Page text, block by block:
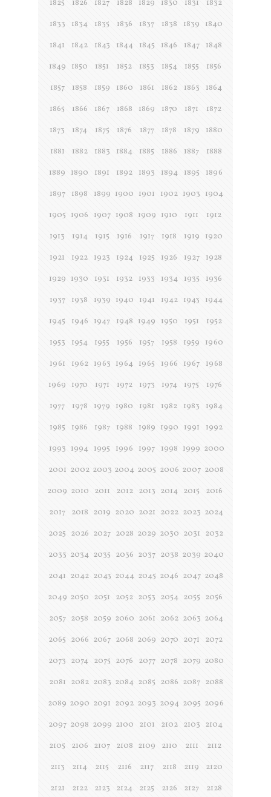
1825 1826 1827 1828 1829 1830 1831
1832
1833
1834 1835 1836 1837 1838 1839
1840
1841
1842 1843 1844 1845 1846 1847
1848
1849
1850 1851 1852 1853 1854 1855
1856
1857
1858 1859 1860 1861 1862 1863
1864
1865
1866 1867 1868 1869 1870 1871
1872
1873
1874 1875 1876 1877 1878 1879
1880
1881
1882 1883 1884 1885 1886 1887
1888
1889
1890 1891 1892 1893 1894 1895
1896
1897
1898 1899 1900 1901 1902 1903 1904
1905 1906 1907 1908 1909 1910 1911
1912
1913
1914 1915 1916 1917 1918 1919
1920
1921
1922 1923 1924 1925 1926 1927
1928
1929 1930 1931 1932 1933 1934 1935
1936
1937
1938 1939 1940 1941 1942 1943
1944
1945
1946 1947 1948 1949 1950 1951
1952
1953
1954 1955 1956 1957 1958 1959
1960
1961
1962 1963 1964 1965 1966 1967
1968
1969
1970 1971 1972 1973 1974 1975
1976
1977
1978 1979 1980 1981 1982 1983
1984
1985
1986 1987 1988 1989 1990 1991
1992
1993 1994 1995 1996 1997 1998 1999 2000
2001 2002 2003 2004 2005 2006 2007 2008
2009 2010 2011 2012 2013 2014 2015
2016
2017
2018 2019 2020 2021 2022 2023 2024
2025 2026 2027 2028 2029 2030 2031 2032
2033 2034 2035 2036 2037 2038 2039 2040
2041 2042 2043 2044 2045 2046 2047 2048
2049 2050 2051 2052 2053 2054 2055 2056
2057 2058 2059 2060 2061 2062 2063 2064
2065 2066 2067 2068 2069 2070 2071
2072
2073 2074 2075 2076 2077 2078 2079 2080
2081 2082 2083 2084 2085 2086 2087 2088
2089 2090 2091 2092 2093 2094 2095 2096
2097 2098 2099 2100 2101 2102 2103 2104
2105
2106 2107 2108 2109 2110 2111
2112
2113
2114 2115 2116 2117 2118 2119
2120
2121
2122 2123 2124 2125 2126 2127
2128